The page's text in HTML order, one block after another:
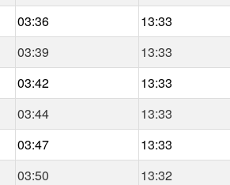
03:36 13:33
03:39 13:33
03:42 13:33
03:44 13:33
03:47 13:33
03:50 13:32